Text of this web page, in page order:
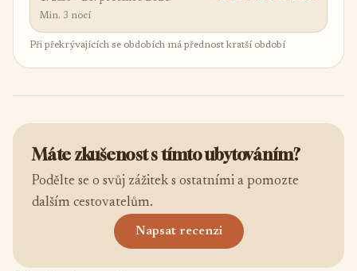
Min. 3 nocí
Při překrývajících se obdobích má přednost kratší období
Máte zkušenost s tímto ubytováním?
Podělte se o svůj zážitek s ostatními a pomozte
dalším cestovatelům.
Napsat recenzi